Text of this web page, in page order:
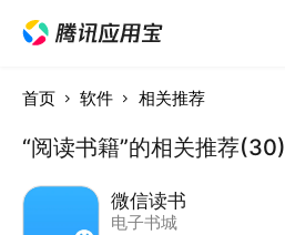
首页 软件 相关推荐
“阅读书籍”的相关推荐(30)
微信读书
电子书城